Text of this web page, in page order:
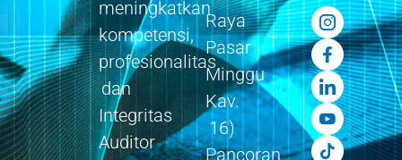
meningkatkan
kompetensi,
profesionalitas
dan
Integritas
Auditor
Raya
Pasar
Minggu
Kav.
16)
Pancoran